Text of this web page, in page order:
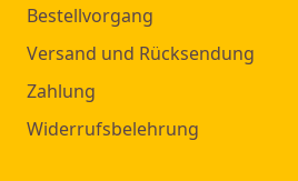
Bestellvorgang
Versand und Rücksendung
Zahlung
Widerrufsbelehrung